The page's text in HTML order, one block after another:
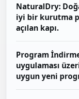
NaturalDry:
iyi bir kurutma
açılan kapı.
Program
uygulaması
uygun yeni